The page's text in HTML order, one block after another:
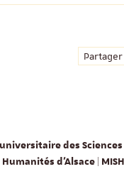
Partager
des Sciences
Humanités d'Alsace |